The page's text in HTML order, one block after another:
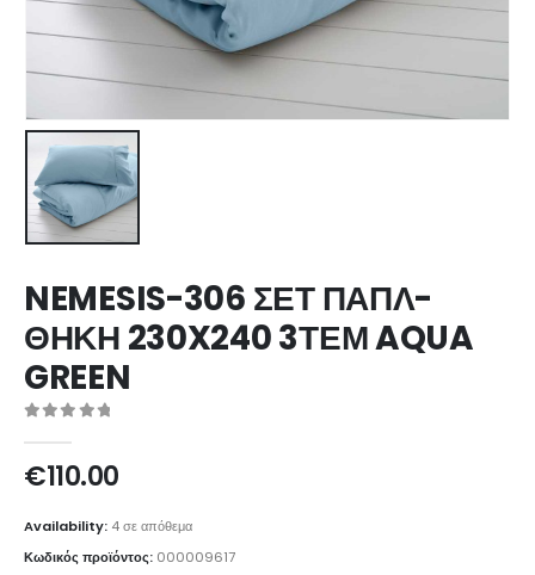
NEMESIS-306 ΣΕΤ ΠΑΠΛ-
ΘΗΚΗ 230X240 3ΤΕΜ AQUA
GREEN
€110.00
Availability: 4 σε απόθεμα
Κωδικός προϊόντος: 000009617